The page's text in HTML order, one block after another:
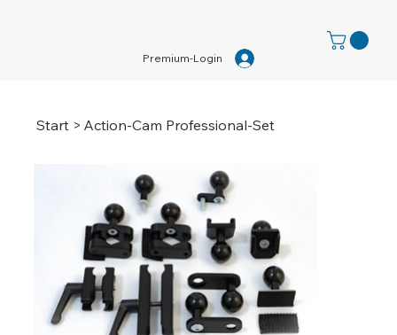
Premium-Login
Start > Action-Cam Professional-Set